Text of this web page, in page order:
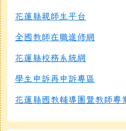
花蓮縣親師生平台
全國教師在職進修網
花蓮縣校務系統網
學生申訴再申訴專區
花蓮縣國教輔導團暨教師專